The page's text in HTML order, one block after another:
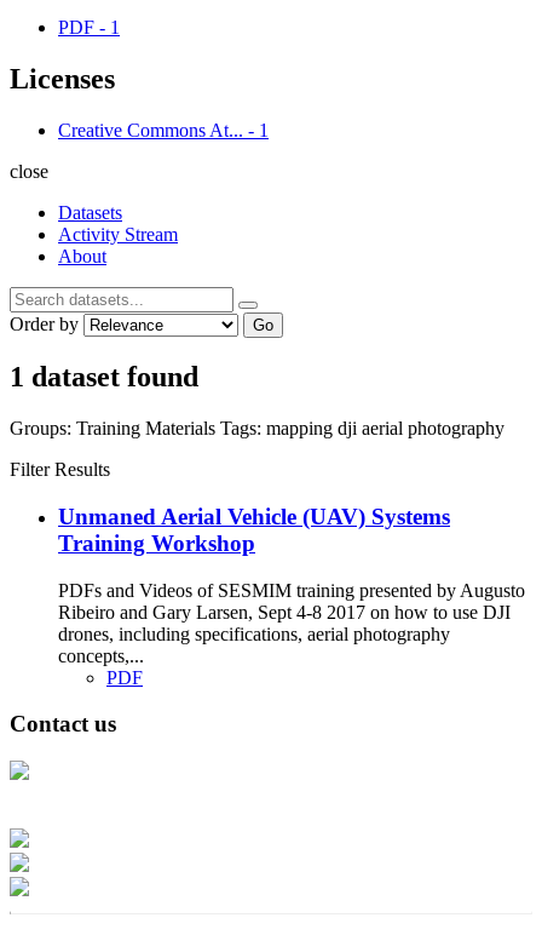
PDF - 1
Licenses
Creative Commons At... - 1
close
Datasets
Activity Stream
About
Order by Go
1 dataset found
Groups: Training Materials Tags: mapping dji aerial photography
Filter Results
Unmaned Aerial Vehicle (UAV) Systems
Training Workshop
PDFs and Videos of SESMIM training presented by Augusto
Ribeiro and Gary Larsen, Sept 4-8 2017 on how to use DJI
drones, including specifications, aerial photography
concepts,...
PDF
Contact us